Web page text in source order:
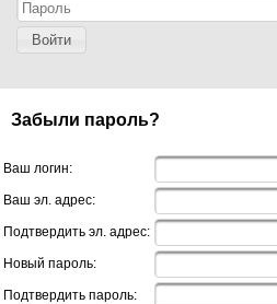
Войти
Забыли пароль?
Ваш логин:
Ваш эл. адрес:
Подтвердить эл. адрес:
Новый пароль:
Подтвердить пароль: